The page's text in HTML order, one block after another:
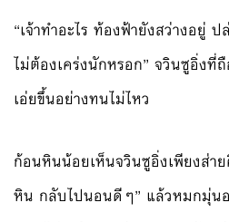
“เจ้าทำอะไร ท้องฟ้ายังสว่างอยู่
ไม่ต้องเคร่งนักหรอก” จวินซูอิ่งที่
เอ่ยขึ้นอย่างทนไม่ไหว
ก้อนหินน้อยเห็นจวินซูอิ่งเพียงส่าย
หิน กลับไปนอนดีๆ” แล้วหมกมุ่น